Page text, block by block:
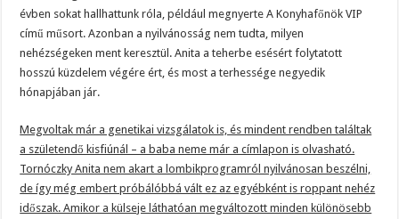
évben sokat hallhattunk róla, például megnyerte A Konyhafőnök VIP
című műsort. Azonban a nyilvánosság nem tudta, milyen
nehézségeken ment keresztül. Anita a teherbe esésért folytatott
hosszú küzdelem végére ért, és most a terhessége negyedik
hónapjában jár.
Megvoltak már a genetikai vizsgálatok is, és mindent rendben találtak
a születendő kisfiúnál – a baba neme már a címlapon is olvasható.
Tornóczky Anita nem akart a lombikprogramról nyilvánosan beszélni,
de így még embert próbálóbbá vált ez az egyébként is roppant nehéz
időszak. Amikor a külseje láthatóan megváltozott minden különösebb